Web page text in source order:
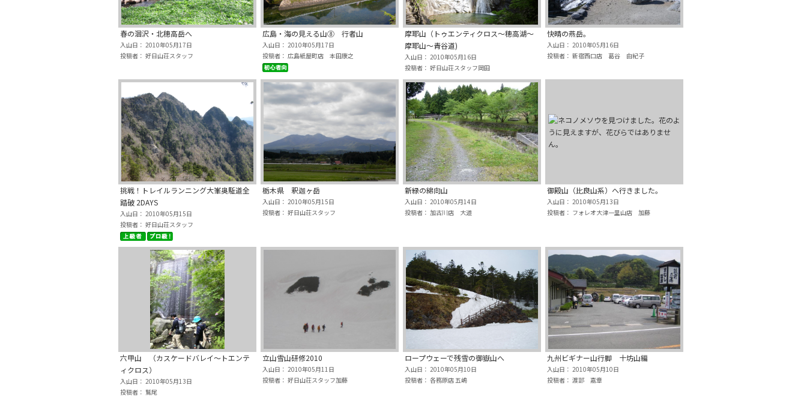
春の涸沢・北穂高岳へ
入山日： 2010年05月17日
投稿者： 好日山荘スタッフ
広島・海の見える山⑧ 行者山
入山日： 2010年05月17日
投稿者： 広島紙屋町店 本田康之
摩耶山（トゥエンティクロス～穂高湖～
摩耶山～青谷道)
入山日： 2010年05月16日
投稿者： 好日山荘スタッフ岡田
快晴の燕岳。
入山日： 2010年05月16日
投稿者： 新宿西口店 葛谷 由紀子
挑戦！トレイルランニング大峯奥駈道全
踏破 2DAYS
入山日： 2010年05月15日
投稿者： 好日山荘スタッフ
栃木県 釈迦ヶ岳
入山日： 2010年05月15日
投稿者： 好日山荘スタッフ
新緑の綿向山
入山日： 2010年05月14日
投稿者： 加古川店 大道
御殿山（比良山系）へ行きました。
入山日： 2010年05月13日
投稿者： フォレオ大津一里山店 加藤
六甲山 （カスケードバレイ～トエンテ
ィクロス）
入山日： 2010年05月13日
投稿者： 鷲尾
立山雪山研修2010
入山日： 2010年05月11日
投稿者： 好日山荘スタッフ加藤
ロープウェーで残雪の御嶽山へ
入山日： 2010年05月10日
投稿者： 各務原店 五嶋
九州ビギナー山行脚 十坊山編
入山日： 2010年05月10日
投稿者： 渡部 嘉章